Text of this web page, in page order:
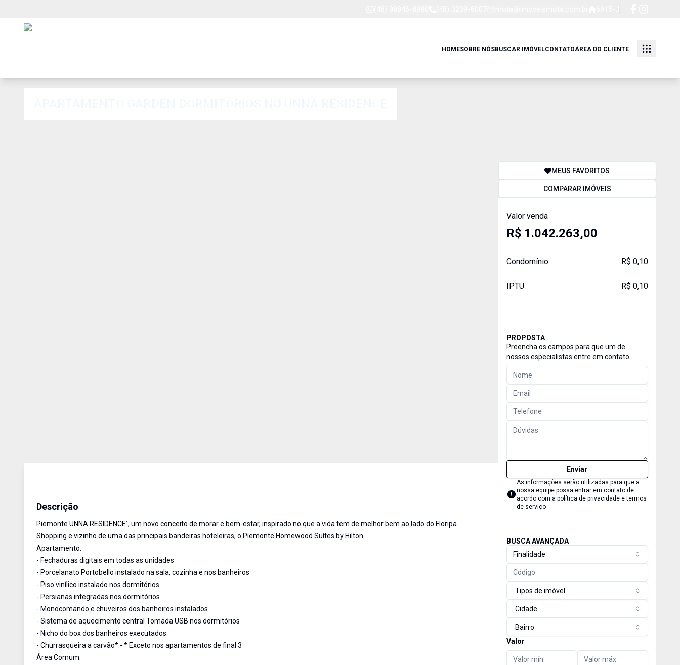
HOMESOBRE NÓSBUSCAR IMÓVELCONTATOÁREA DO CLIENTE
Descrição
Piemonte UNNA RESIDENCE´, um novo conceito de morar e bem-estar, inspirado no que a vida tem de melhor bem ao lado do Floripa
Shopping e vizinho de uma das principais bandeiras hoteleiras, o Piemonte Homewood Suítes by Hilton.
Apartamento:
- Fechaduras digitais em todas as unidades
- Porcelanato Portobello instalado na sala, cozinha e nos banheiros
- Piso vinílico instalado nos dormitórios
- Persianas integradas nos dormitórios
- Monocomando e chuveiros dos banheiros instalados
- Sistema de aquecimento central Tomada USB nos dormitórios
- Nicho do box dos banheiros executados
- Churrasqueira a carvão* - * Exceto nos apartamentos de final 3
Área Comum:
MEUS FAVORITOS
COMPARAR IMÓVEIS
Valor venda
R$ 1.042.263,00
Condomínio R$ 0,10
IPTU R$ 0,10
PROPOSTA
Preencha os campos para que um de
nossos especialistas entre em contato
Enviar
As informações serão utilizadas para que a
nossa equipe possa entrar em contato de
acordo com a política de privacidade e termos
de serviço
BUSCA AVANÇADA
Finalidade
Tipos de imóvel
Cidade
Bairro
Valor